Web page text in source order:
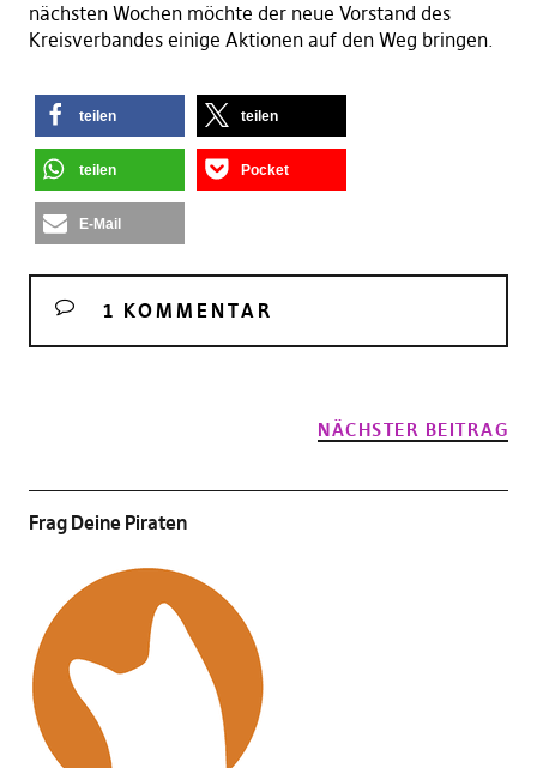
nächsten Wochen möchte der neue Vorstand des
Kreisverbandes einige Aktionen auf den Weg bringen.
teilen teilen
teilen Pocket
E-Mail
1 KOMMENTAR
NÄCHSTER BEITRAG
Frag Deine Piraten